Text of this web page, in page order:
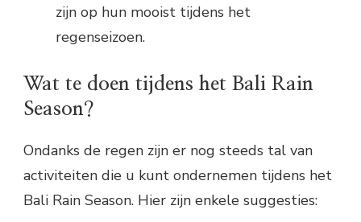
zijn op hun mooist tijdens het
regenseizoen.
Wat te doen tijdens het Bali Rain
Season?
Ondanks de regen zijn er nog steeds tal van
activiteiten die u kunt ondernemen tijdens het
Bali Rain Season. Hier zijn enkele suggesties: